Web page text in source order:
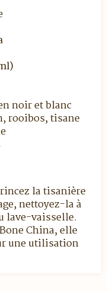
noir et blanc
rooibos, tisane
la tisanière
nettoyez-la à
lave-vaisselle.
China, elle
une utilisation